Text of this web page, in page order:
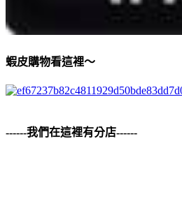
蝦皮購物看這裡～
------我們在這裡有分店------